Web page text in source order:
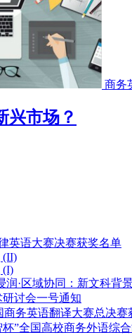
商务
兴市场？
英语大赛决赛获奖名单
(II)
(I)
润·区域协同：新文科背
讨会一号通知
商务英语翻译大赛总决赛
杯”全国高校商务外语综